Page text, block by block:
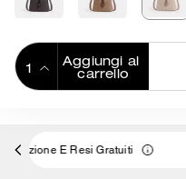
Aggiungi al
carrello
3 pagamenti